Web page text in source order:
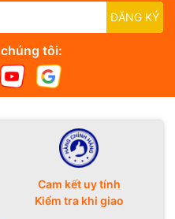
ĐĂNG KÝ
tôi:
Cam kết uy tính
Kiểm tra khi giao